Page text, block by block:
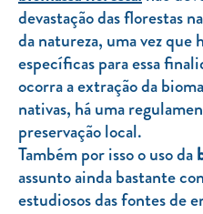
devastação das florestas
da natureza, uma vez que
específicas para essa
ocorra a extração da
nativas, há uma
preservação local.
Também por isso o uso da
assunto ainda bastante
estudiosos das fontes de